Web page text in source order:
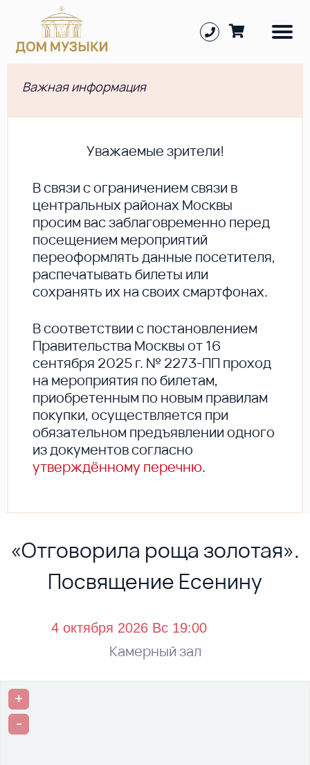
Важная информация
Уважаемые зрители!
В cвязи с ограничением связи в
центральных районах Москвы
просим вас заблаговременно перед
посещением мероприятий
переоформлять данные посетителя,
распечатывать билеты или
сохранять их на своих смартфонах.
В соответствии с постановлением
Правительства Москвы от 16
сентября 2025 г. № 2273-ПП проход
на мероприятия по билетам,
приобретенным по новым правилам
покупки, осуществляется при
обязательном предъявлении одного
из документов согласно
утверждённому перечню.
«Отговорила роща золотая».
Посвящение Есенину
Камерный зал
+
-